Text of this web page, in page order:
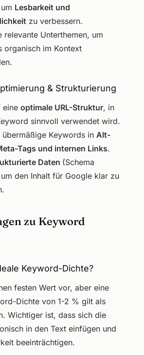
Lesbarkeit und
zu verbessern.
relevante Unterthemen, um
organisch im Kontext
& Strukturierung
eine optimale URL-Struktur, in
sinnvoll verwendet wird.
übermäßige Keywords in Alt-
Tags und internen Links.
Daten (Schema
den Inhalt für Google klar zu
zu Keyword
Keyword-Dichte?
festen Wert vor, aber eine
Dichte von 1-2 % gilt als
Wichtiger ist, dass sich die
in den Text einfügen und
beeinträchtigen.